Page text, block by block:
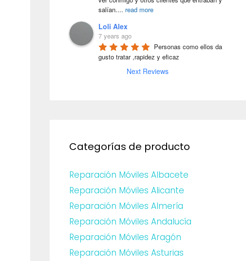
salían.... read more
Loli Alex
7 years ago
Personas como ellos da
gusto tratar ,rapidez y eficaz
Next Reviews
Categorías de producto
Reparación Móviles Albacete
Reparación Móviles Alicante
Reparación Móviles Almería
Reparación Móviles Andalucía
Reparación Móviles Aragón
Reparación Móviles Asturias